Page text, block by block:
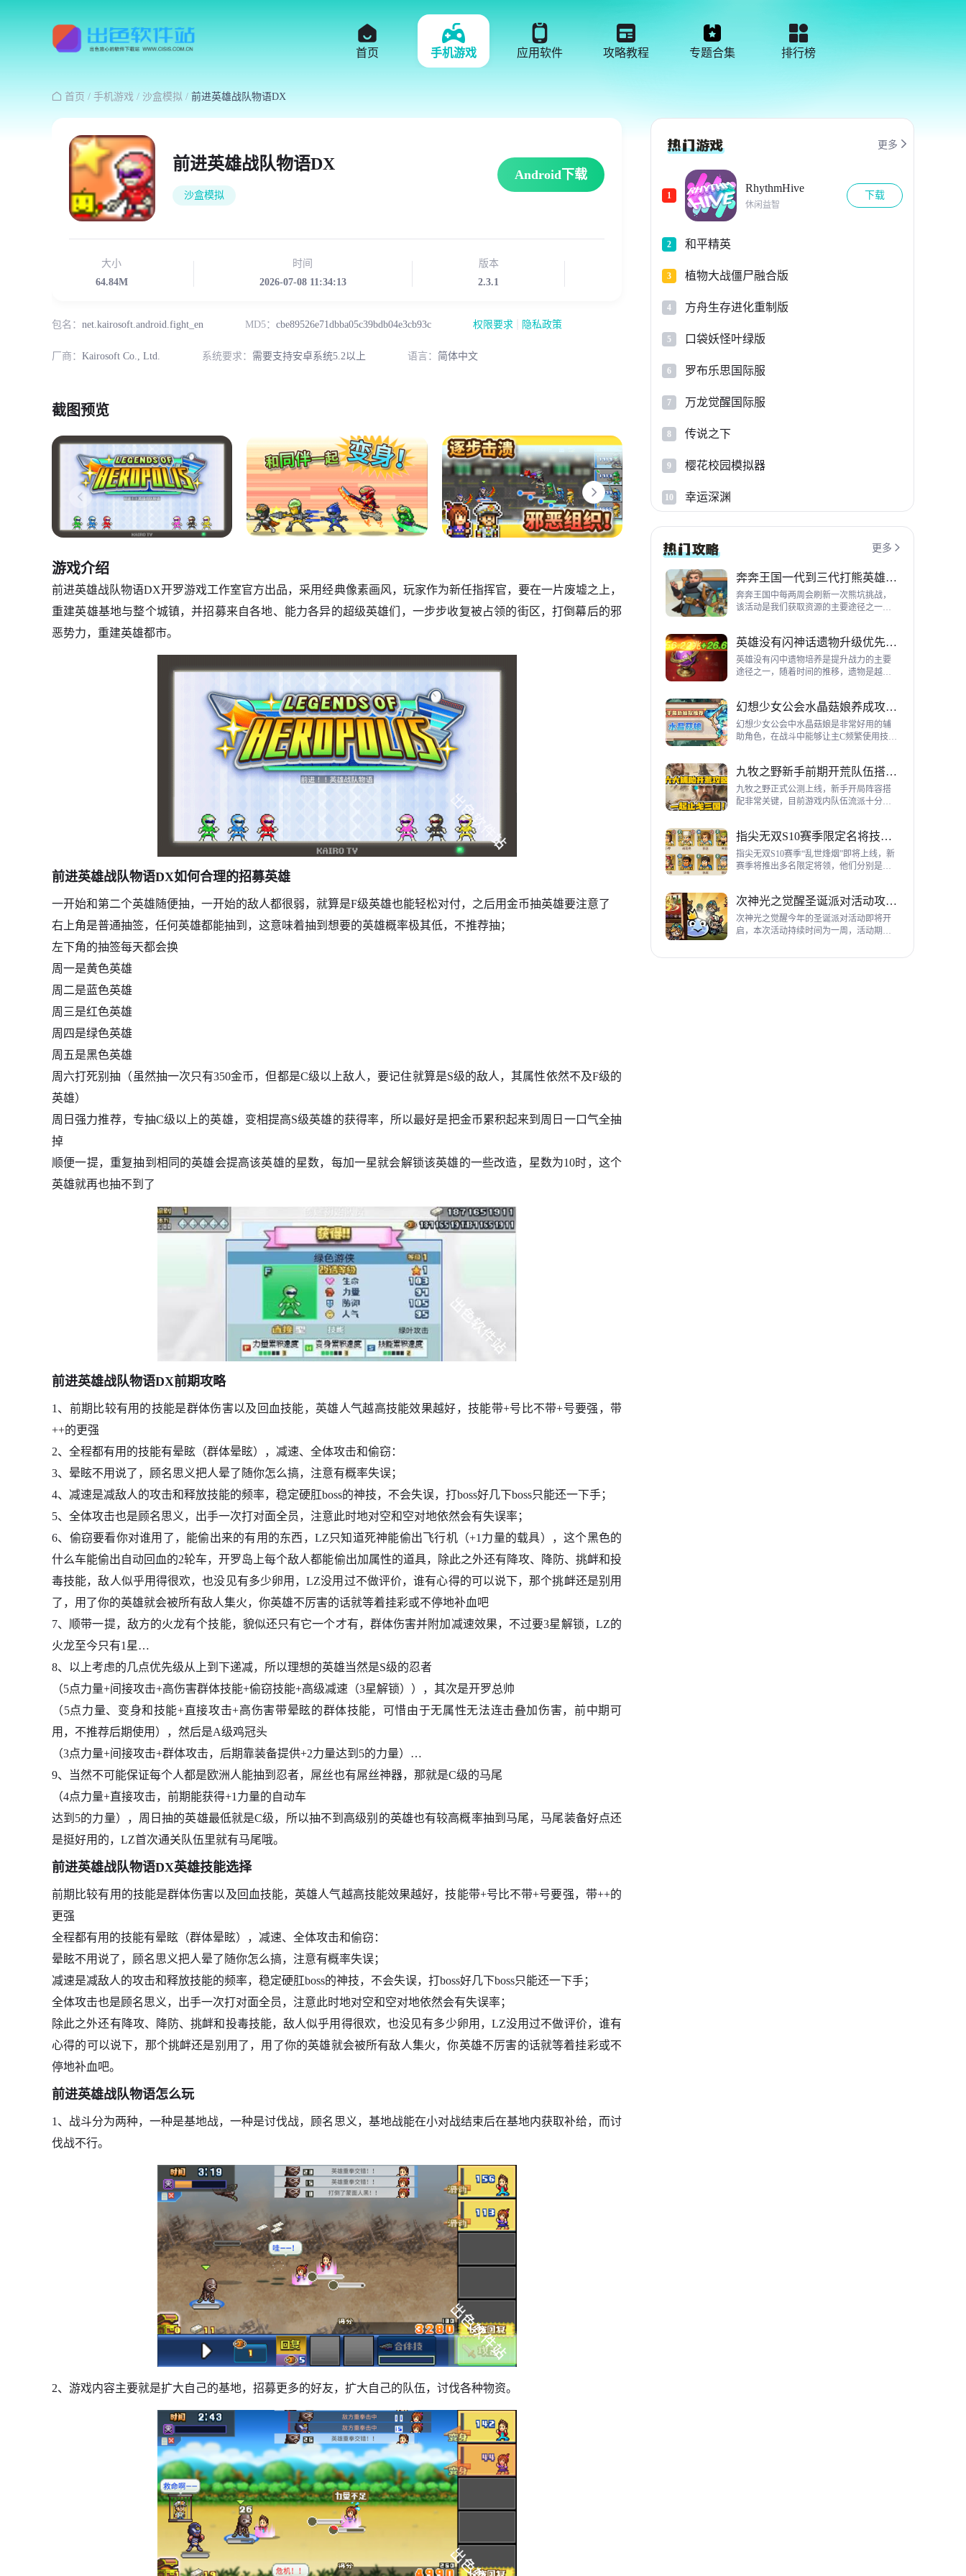
首页 手机游戏 应用软件 攻略教程 专题合集 排行榜
 首页 / 手机游戏 / 沙盒模拟 / 前进英雄战队物语DX
前进英雄战队物语DX
沙盒模拟
Android下载
大小
64.84M
时间
2026-07-08 11:34:13
版本
2.3.1
包名： net.kairosoft.android.fight_en MD5： cbe89526e71dbba05c39bdb04e3cb93c 权限要求 隐私政策
厂商： Kairosoft Co., Ltd. 系统要求： 需要支持安卓系统5.2以上 语言： 简体中文
截图预览
游戏介绍
前进英雄战队物语DX开罗游戏工作室官方出品，采用经典像素画风，玩家作为新任指挥官，要在一片废墟之上，
重建英雄基地与整个城镇，并招募来自各地、能力各异的超级英雄们，一步步收复被占领的街区，打倒幕后的邪
恶势力，重建英雄都市。
前进英雄战队物语DX如何合理的招募英雄
一开始和第二个英雄随便抽，一开始的敌人都很弱，就算是F级英雄也能轻松对付，之后用金币抽英雄要注意了
右上角是普通抽签，任何英雄都能抽到，这意味着抽到想要的英雄概率极其低，不推荐抽；
左下角的抽签每天都会换
周一是黄色英雄
周二是蓝色英雄
周三是红色英雄
周四是绿色英雄
周五是黑色英雄
周六打死别抽（虽然抽一次只有350金币，但都是C级以上敌人，要记住就算是S级的敌人，其属性依然不及F级的
英雄）
周日强力推荐，专抽C级以上的英雄，变相提高S级英雄的获得率，所以最好是把金币累积起来到周日一口气全抽
掉
顺便一提，重复抽到相同的英雄会提高该英雄的星数，每加一星就会解锁该英雄的一些改造，星数为10时，这个
英雄就再也抽不到了
前进英雄战队物语DX前期攻略
1、前期比较有用的技能是群体伤害以及回血技能，英雄人气越高技能效果越好，技能带+号比不带+号要强，带
++的更强
2、全程都有用的技能有晕眩（群体晕眩），减速、全体攻击和偷窃：
3、晕眩不用说了，顾名思义把人晕了随你怎么搞，注意有概率失误；
4、减速是减敌人的攻击和释放技能的频率，稳定硬肛boss的神技，不会失误，打boss好几下boss只能还一下手；
5、全体攻击也是顾名思义，出手一次打对面全员，注意此时地对空和空对地依然会有失误率；
6、偷窃要看你对谁用了，能偷出来的有用的东西，LZ只知道死神能偷出飞行机（+1力量的载具），这个黑色的
什么车能偷出自动回血的2轮车，开罗岛上每个敌人都能偷出加属性的道具，除此之外还有降攻、降防、挑衅和投
毒技能，敌人似乎用得很欢，也没见有多少卵用，LZ没用过不做评价，谁有心得的可以说下，那个挑衅还是别用
了，用了你的英雄就会被所有敌人集火，你英雄不厉害的话就等着挂彩或不停地补血吧
7、顺带一提，敌方的火龙有个技能，貌似还只有它一个才有，群体伤害并附加减速效果，不过要3星解锁，LZ的
火龙至今只有1星…
8、以上考虑的几点优先级从上到下递减，所以理想的英雄当然是S级的忍者
（5点力量+间接攻击+高伤害群体技能+偷窃技能+高级减速（3星解锁）），其次是开罗总帅
（5点力量、变身和技能+直接攻击+高伤害带晕眩的群体技能，可惜由于无属性无法连击叠加伤害，前中期可
用，不推荐后期使用），然后是A级鸡冠头
（3点力量+间接攻击+群体攻击，后期靠装备提供+2力量达到5的力量）…
9、当然不可能保证每个人都是欧洲人能抽到忍者，屌丝也有屌丝神器，那就是C级的马尾
（4点力量+直接攻击，前期能获得+1力量的自动车
达到5的力量），周日抽的英雄最低就是C级，所以抽不到高级别的英雄也有较高概率抽到马尾，马尾装备好点还
是挺好用的，LZ首次通关队伍里就有马尾哦。
前进英雄战队物语DX英雄技能选择
前期比较有用的技能是群体伤害以及回血技能，英雄人气越高技能效果越好，技能带+号比不带+号要强，带++的
更强
全程都有用的技能有晕眩（群体晕眩），减速、全体攻击和偷窃：
晕眩不用说了，顾名思义把人晕了随你怎么搞，注意有概率失误；
减速是减敌人的攻击和释放技能的频率，稳定硬肛boss的神技，不会失误，打boss好几下boss只能还一下手；
全体攻击也是顾名思义，出手一次打对面全员，注意此时地对空和空对地依然会有失误率；
除此之外还有降攻、降防、挑衅和投毒技能，敌人似乎用得很欢，也没见有多少卵用，LZ没用过不做评价，谁有
心得的可以说下，那个挑衅还是别用了，用了你的英雄就会被所有敌人集火，你英雄不厉害的话就等着挂彩或不
停地补血吧。
前进英雄战队物语怎么玩
1、战斗分为两种，一种是基地战，一种是讨伐战，顾名思义，基地战能在小对战结束后在基地内获取补给，而讨
伐战不行。
2、游戏内容主要就是扩大自己的基地，招募更多的好友，扩大自己的队伍，讨伐各种物资。
更多 
1
RhythmHive
休闲益智
下载
2 和平精英
3 植物大战僵尸融合版
4 方舟生存进化重制版
5 口袋妖怪叶绿版
6 罗布乐思国际服
7 万龙觉醒国际服
8 传说之下
9 樱花校园模拟器
10 幸运深渊
更多 
奔奔王国一代到三代打熊英雄推荐
奔奔王国中每两周会刷新一次熊坑挑战，
该活动是我们获取资源的主要途径之一，
到三代打熊英雄选择建议，各位参考一
下。
英雄没有闪神话遗物升级优先级指南
英雄没有闪中遗物培养是提升战力的主要
途径之一，随着时间的推移，遗物是越来
神话遗物升级优先级建议。
幻想少女公会水晶菇娘养成攻略详解
幻想少女公会中水晶菇娘是非常好用的辅
助角色，在战斗中能够让主C频繁使用技
成全方位指南，大家来看看吧。
九牧之野新手前期开荒队伍搭配指南
九牧之野正式公测上线，新手开局阵容搭
配非常关键，目前游戏内队伍流派十分丰
前期开荒阵容搭配详细攻略。
指尖无双S10赛季限定名将技能一览
指尖无双S10赛季“乱世烽烟”即将上线，新
赛季将推出多名限定将领，他们分别是：
了解一下吧。
次神光之觉醒圣诞派对活动攻略指南
次神光之觉醒今年的圣诞派对活动即将开
启，本次活动持续时间为一周，活动期间
来提升活动等级领取对应奖励，下面为大